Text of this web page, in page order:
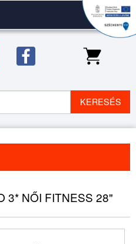
KERESÉS
3* NŐI FITNESS 28"